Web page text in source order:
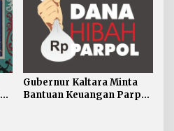
Gubernur Kaltara Minta
Bantuan Keuangan Parpol